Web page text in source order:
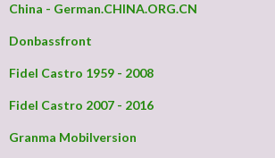
China - German.CHINA.ORG.CN
Donbassfront
Fidel Castro 1959 - 2008
Fidel Castro 2007 - 2016
Granma Mobilversion